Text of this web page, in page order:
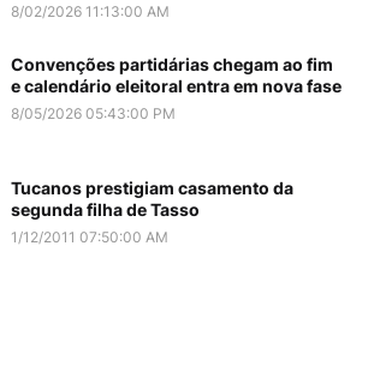
8/02/2026 11:13:00 AM
Convenções partidárias chegam ao fim
e calendário eleitoral entra em nova fase
8/05/2026 05:43:00 PM
Tucanos prestigiam casamento da
segunda filha de Tasso
1/12/2011 07:50:00 AM